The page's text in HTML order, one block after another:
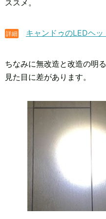
ススメ。
詳細 キャンドゥのLEDヘッ
ちなみに無改造と改造の明
見た目に差があります。